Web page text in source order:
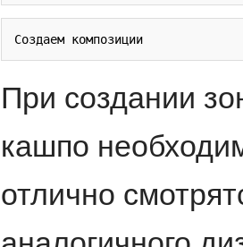
При создании
кашпо
отлично